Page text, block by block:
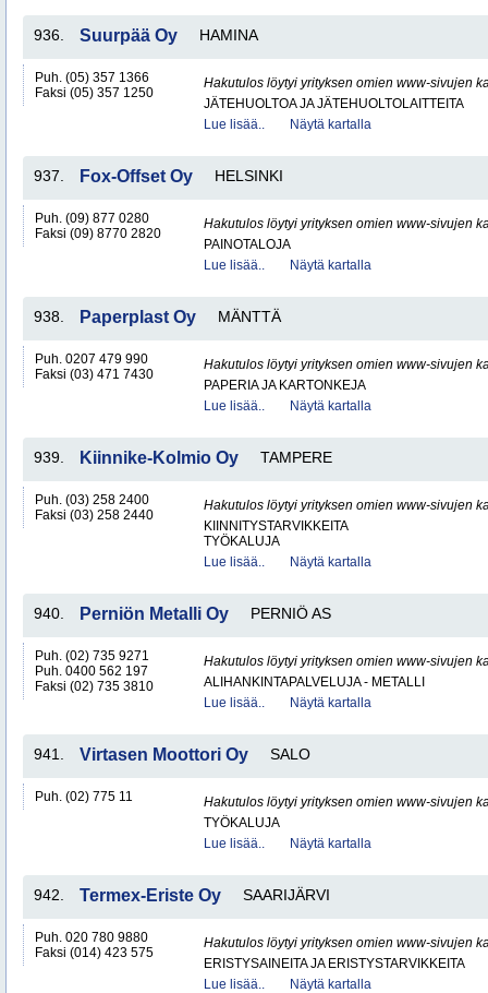
936. Suurpää Oy HAMINA
Puh. (05) 357 1366
Faksi (05) 357 1250
Hakutulos löytyi yrityksen omien www-sivujen
JÄTEHUOLTOA JA JÄTEHUOLTOLAITTEITA
Lue lisää..
Näytä kartalla
937. Fox-Offset Oy HELSINKI
Puh. (09) 877 0280
Faksi (09) 8770 2820
Hakutulos löytyi yrityksen omien www-sivujen
PAINOTALOJA
Lue lisää..
Näytä kartalla
938. Paperplast Oy MÄNTTÄ
Puh. 0207 479 990
Faksi (03) 471 7430
Hakutulos löytyi yrityksen omien www-sivujen
PAPERIA JA KARTONKEJA
Lue lisää..
Näytä kartalla
939. Kiinnike-Kolmio Oy TAMPERE
Puh. (03) 258 2400
Faksi (03) 258 2440
Hakutulos löytyi yrityksen omien www-sivujen
KIINNITYSTARVIKKEITA
TYÖKALUJA
Lue lisää..
Näytä kartalla
940. Perniön Metalli Oy PERNIÖ AS
Puh. (02) 735 9271
Puh. 0400 562 197
Faksi (02) 735 3810
Hakutulos löytyi yrityksen omien www-sivujen
ALIHANKINTAPALVELUJA - METALLI
Lue lisää..
Näytä kartalla
941. Virtasen Moottori Oy SALO
Puh. (02) 775 11
Hakutulos löytyi yrityksen omien www-sivujen
TYÖKALUJA
Lue lisää..
Näytä kartalla
942. Termex-Eriste Oy SAARIJÄRVI
Puh. 020 780 9880
Faksi (014) 423 575
Hakutulos löytyi yrityksen omien www-sivujen
ERISTYSAINEITA JA ERISTYSTARVIKKEITA
Lue lisää..
Näytä kartalla